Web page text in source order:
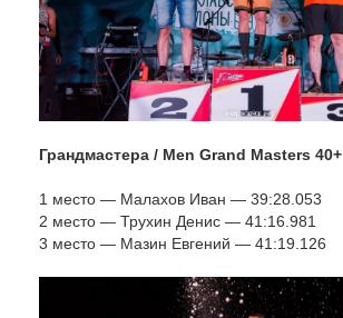
Грандмастера / Men Grand Masters 40+
1 место — Малахов Иван — 39:28.053
2 место — Трухин Денис — 41:16.981
3 место — Мазин Евгений — 41:19.126